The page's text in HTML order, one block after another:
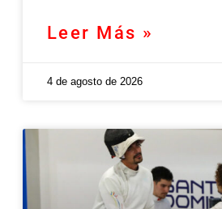
Leer Más »
4 de agosto de 2026